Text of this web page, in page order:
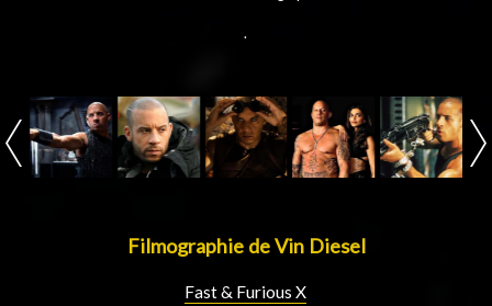
.
Filmographie de Vin Diesel
Fast & Furious X